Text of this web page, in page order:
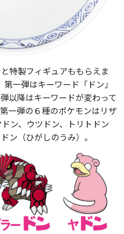
特製フィギュアももらえま
一弾はキーワード「ドン」
以降はキーワードが変わって
一弾の６種のポケモンはリザ
ン、ウツドン、トリトドン
ン（ひがしのうみ）。